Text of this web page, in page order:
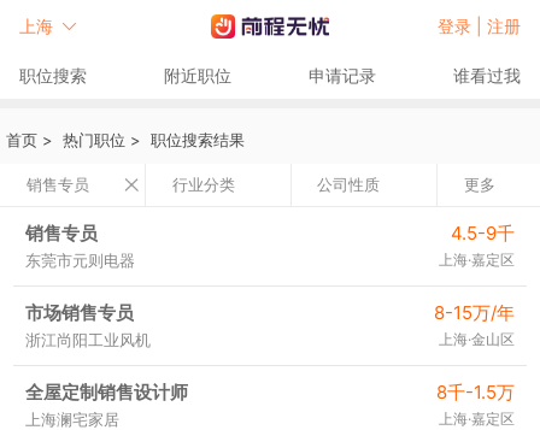
上海 登录 | 注册
职位搜索 附近职位 申请记录 谁看过我
首页 > 热门职位 > 职位搜索结果
销售专员 行业分类 公司性质 更多
销售专员 4.5-9千
东莞市元则电器 上海·嘉定区
市场销售专员 8-15万/年
浙江尚阳工业风机 上海·金山区
全屋定制销售设计师 8千-1.5万
上海澜宅家居 上海·嘉定区